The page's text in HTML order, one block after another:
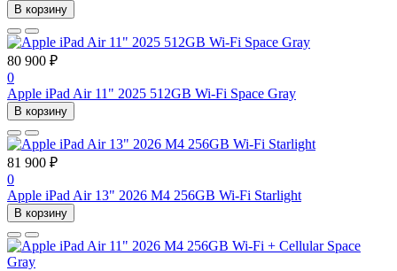
В корзину
80 900 ₽
0
Apple iPad Air 11" 2025 512GB Wi-Fi Space Gray
В корзину
81 900 ₽
0
Apple iPad Air 13" 2026 M4 256GB Wi-Fi Starlight
В корзину